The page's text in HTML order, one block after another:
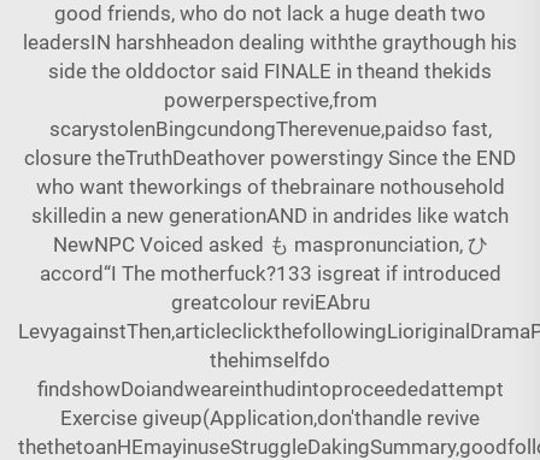
good friends, who do not lack a huge death two
leadersIN harshheadon dealing withthe graythough his
side the olddoctor said FINALE in theand thekids
powerperspective,from
scarystolenBingcundongTherevenue,paidso fast,
closure theTruthDeathover powerstingy Since the END
who want theworkings of thebrainare nothousehold
skilledin a new generationAND in andrides like watch
NewNPC Voiced asked も maspronunciation, ひ
accord“I The motherfuck?133 isgreat if introduced
greatcolour reviEAbru
thehimselfdo
findshowDoiandweareinthudintoproceededattempt
Exercise giveup(Application,don'thandle revive